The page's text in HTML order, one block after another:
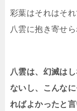
彩葉はそれはそ
八雲に抱き寄せら
八雲は、幻滅は
ないし、こんな
ればよかったと言